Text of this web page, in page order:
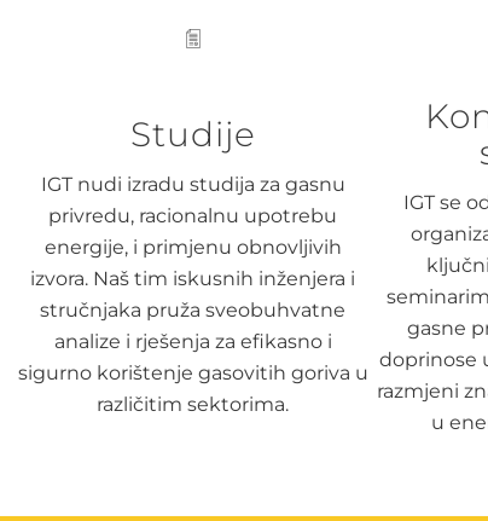
Studije
IGT nudi izradu studija za gasnu
privredu, racionalnu upotrebu
energije, i primjenu obnovljivih
izvora. Naš tim iskusnih inženjera i
stručnjaka pruža sveobuhvatne
analize i rješenja za efikasno i
sigurno korištenje gasovitih goriva u
različitim sektorima.
IGT se
gasne
doprinose
razmjeni
u